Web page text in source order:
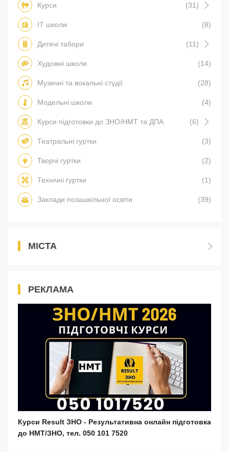
Курси (31)
IT школи (8)
Дитячі табори (11)
Художні школи (14)
Музичні та вокальні студії (28)
Модельні школи (4)
Курси підготовки до ЗНО/НМТ та ДПА (6)
Театральні гуртки (3)
Творчі гуртки (2)
Технічні гуртки (1)
Заклади позашкільної освіти (39)
МІСТА
РЕКЛАМА
Курси Result ЗНО - Результативна онлайн підготовка
до НМТ/ЗНО, тел. 050 101 7520